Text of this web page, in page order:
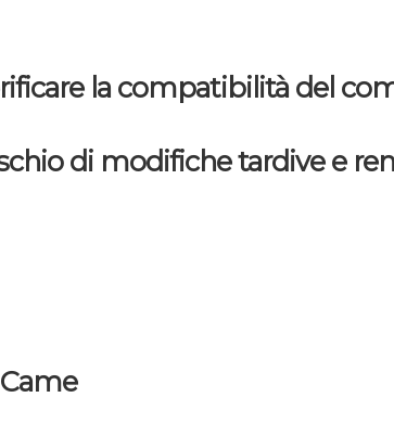
la compatibilità del
di modifiche tardive e